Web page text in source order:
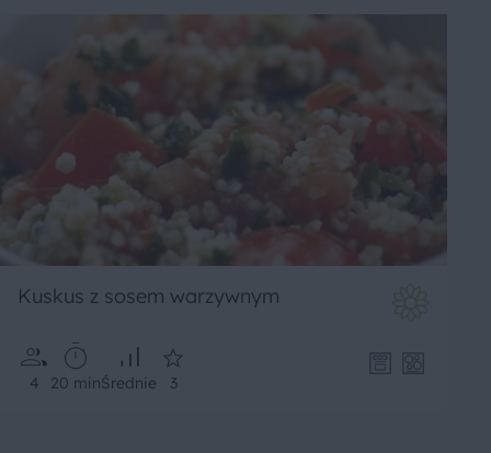
Kuskus z sosem warzywnym
4 20 minŚrednie 3